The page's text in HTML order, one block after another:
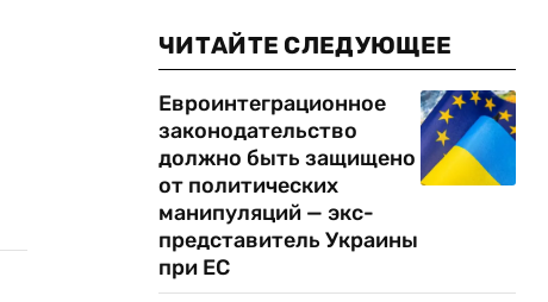
ЧИТАЙТЕ СЛЕДУЮЩЕЕ
Евроинтеграционное
законодательство
должно быть защищено
от политических
манипуляций — экс-
представитель Украины
при ЕС